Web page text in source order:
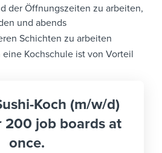
der Öffnungszeiten zu arbeiten,
und abends
Schichten zu arbeiten
Kochschule ist von Vorteil
Koch (m/w/d)
200 job boards at
once.